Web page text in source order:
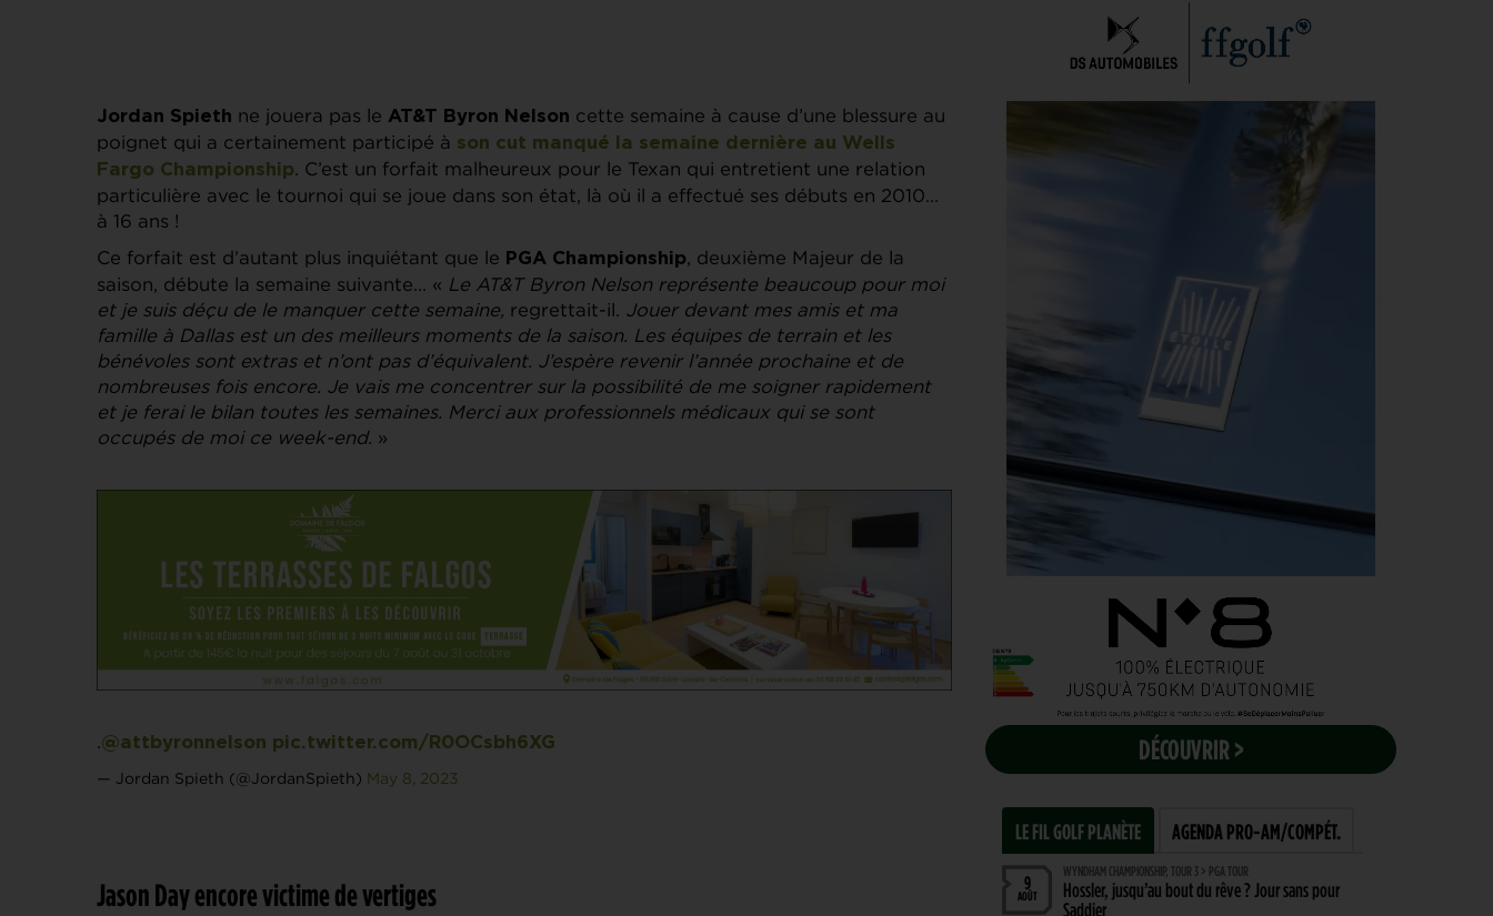
Jordan Spieth ne jouera pas le AT&T Byron Nelson cette semaine à cause d’une blessure au
poignet qui a certainement participé à son cut manqué la semaine dernière au Wells
Fargo Championship. C’est un forfait malheureux pour le Texan qui entretient une relation
particulière avec le tournoi qui se joue dans son état, là où il a effectué ses débuts en 2010…
à 16 ans !
Ce forfait est d’autant plus inquiétant que le PGA Championship, deuxième Majeur de la
saison, débute la semaine suivante… « Le AT&T Byron Nelson représente beaucoup pour moi
et je suis déçu de le manquer cette semaine, regrettait-il. Jouer devant mes amis et ma
famille à Dallas est un des meilleurs moments de la saison. Les équipes de terrain et les
bénévoles sont extras et n’ont pas d’équivalent. J’espère revenir l’année prochaine et de
nombreuses fois encore. Je vais me concentrer sur la possibilité de me soigner rapidement
et je ferai le bilan toutes les semaines. Merci aux professionnels médicaux qui se sont
occupés de moi ce week-end. »
.@attbyronnelson pic.twitter.com/R0OCsbh6XG
— Jordan Spieth (@JordanSpieth) May 8, 2023
Jason Day encore victime de vertiges
DÉCOUVRIR >
LE FIL GOLF PLANÈTE AGENDA PRO-AM/COMPÉT.
9
AOÛT
WYNDHAM CHAMPIONSHIP, TOUR 3 > PGA TOUR
Hossler, jusqu’au bout du rêve ? Jour sans pour
Saddier